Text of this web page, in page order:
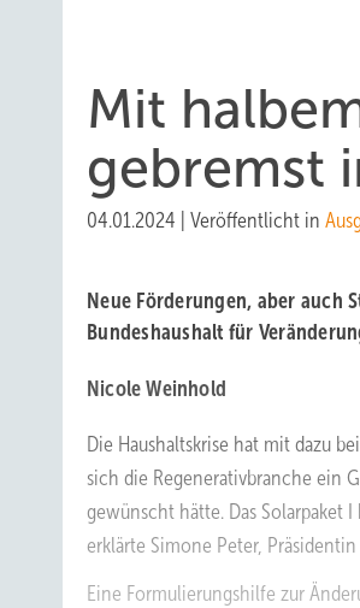
Mit
gebremst
04.01.2024 Veröffentlicht in
Neue Förderungen, aber auch
Bundeshaushalt für
Nicole Weinhold
Die Haushaltskrise hat mit dazu
sich die Regenerativbranche ein
gewünscht hätte. Das Solarpaket
erklärte Simone Peter, Präsidentin
Eine Formulierungshilfe zur